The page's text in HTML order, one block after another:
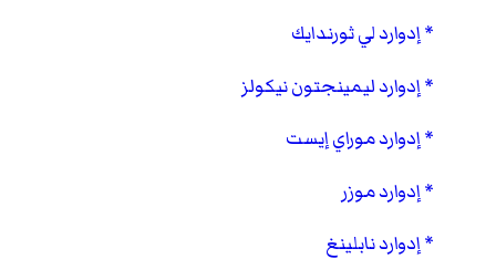
إدوارد لي ثورندايك
إدوارد ليمينجتون نيكولز
إدوارد موراي إيست
إدوارد موزر
إدوارد نابلينغ